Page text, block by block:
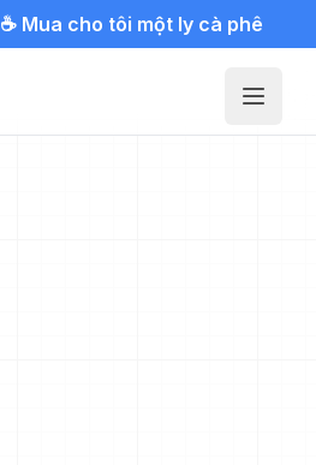
☕ Mua cho tôi một ly cà phê